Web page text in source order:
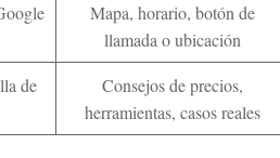
Mapa, horario, botón de
llamada o ubicación
de
Consejos de precios,
herramientas, casos reales